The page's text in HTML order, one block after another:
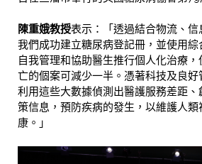
陳重娥教授表示：「透過結合物流、信
我們成功建立糖尿病登記冊，並使用
自我管理和協助醫生推行個人化治療
亡的個案可減少一半。憑著科技及良
利用這些大數據偵測出醫護服務差距
策信息，預防疾病的發生，以維護人
康。」